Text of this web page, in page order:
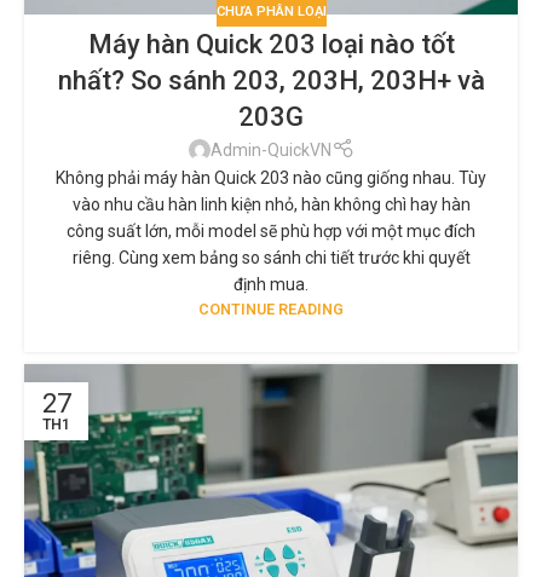
CHƯA PHÂN LOẠI
Máy hàn Quick 203 loại nào tốt
nhất? So sánh 203, 203H, 203H+ và
203G
Admin-QuickVN
Không phải máy hàn Quick 203 nào cũng giống nhau. Tùy
vào nhu cầu hàn linh kiện nhỏ, hàn không chì hay hàn
công suất lớn, mỗi model sẽ phù hợp với một mục đích
riêng. Cùng xem bảng so sánh chi tiết trước khi quyết
định mua.
CONTINUE READING
27
TH1